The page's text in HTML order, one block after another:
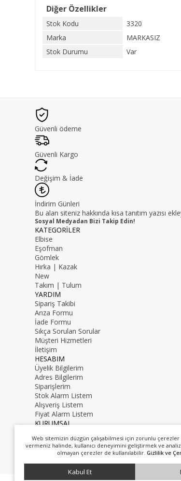
Web sitemizin düzgün çalışabilmesi için zorunlu çerezler
vermeniz halinde, kullanıcı deneyimini geliştirmek ve
olmayan çerezler de kullanılabilir. Gizlilik ve
Kabul Et
Diğer Özellikler
Stok Kodu
3320
Marka
MARKASIZ
Stok Durumu
Var
Güvenli ödeme
Güvenli Kargo
Değişim & İade
İndirim Günleri
Bu alan siteniz hakkında kısa tanıtım yazısı
Sosyal Medyadan Bizi Takip Edin!
KATEGORİLER
Elbise
Eşofman
Gömlek
Hırka | Kazak
New
Takım | Tulum
YARDIM
Sipariş Takibi
Arıza Formu
İade Formu
Sıkça Sorulan Sorular
Müşteri Hizmetleri
İletişim
HESABIM
Üyelik Bilgilerim
Adres Bilgilerim
Siparişlerim
Stok Alarm Listem
Alışveriş Listem
Fiyat Alarm Listem
KURUMSAL
Hakkımızda
0216 000 00 00